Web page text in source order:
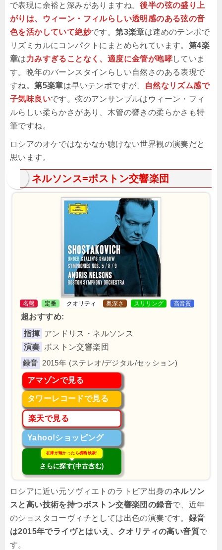
で表現に余裕と深みがありますね。後半の弦の盛り上
がりは、ウィーン・フィルらしい透明感のある弦の音
色を活かしていて絶妙です。第3楽章は速めのテンポで
リズミカルにコンパクトにまとめられています。 第4楽
章は力みすぎることなく、適度に金管が咆哮していま
す。晩年のバーンスタインらしい自然さのある表現で
すね。第5楽章は早いテンポですが、
自然なリズム感で
子気味良いです。弦のアンサンブルはウィーン・フィ
ルらしい柔らかさがあり、木管の響きの柔らかさも特
筆ですね。
ロシアのオケではなかなか聴けない世界観の演奏だと
思います。
ネルソンス=ボストン交響楽団
名盤 定番 クオリティ 奥深さ スリリング 高音質
超おすすめ:
指揮 アンドリス・ネルソンス
演奏 ボストン交響楽団
2015年 (ステレオ/デジタル/セッション)
アマゾンで見る
タワーレコードで見る
楽天で見る
Yahoo!ショッピング
在庫が無かったら横断検索!
さらに探す(中古含む)
ロシアに近い元ソヴィエトのラトビア出身のネルソン
スと高い技術を持つボストン交響楽団の録音で、近年
のショスタコーヴィチとしては出色の演奏です。 録音
は2015年でライヴとはいえ、クオリティの高い音質で
す。